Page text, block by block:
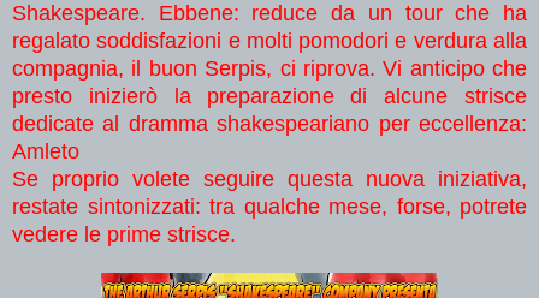
Shakespeare. Ebbene: reduce da un tour che ha
regalato soddisfazioni e molti pomodori e verdura alla
compagnia, il buon Serpis, ci riprova. Vi anticipo che
presto inizierò la preparazione di alcune strisce
dedicate al dramma shakespeariano per eccellenza:
Amleto
Se proprio volete seguire questa nuova iniziativa,
restate sintonizzati: tra qualche mese, forse, potrete
vedere le prime strisce.